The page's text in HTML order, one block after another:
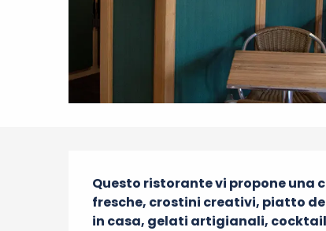
Descrizione
Questo ristorante vi propone una
fresche, crostini creativi, piatto
in casa, gelati artigianali,